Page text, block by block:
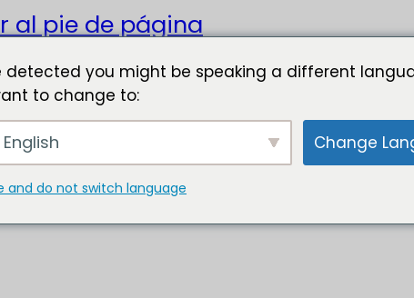
al pie de página
detected you might be speaking a different
to change to:
English Change
and do not switch language